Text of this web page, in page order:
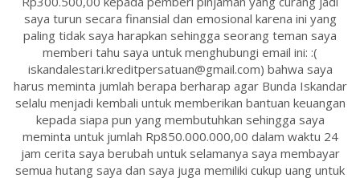
saya turun secara finansial dan emosional karena ini yang
paling tidak saya harapkan sehingga seorang teman saya
memberi tahu saya untuk menghubungi email ini: :(
iskandalestari.kreditpersatuan@gmail.com) bahwa saya
harus meminta jumlah berapa berharap agar Bunda Iskandar
selalu menjadi kembali untuk memberikan bantuan keuangan
kepada siapa pun yang membutuhkan sehingga saya
meminta untuk jumlah Rp850.000.000,00 dalam waktu 24
jam cerita saya berubah untuk selamanya saya membayar
semua hutang saya dan saya juga memiliki cukup uang untuk